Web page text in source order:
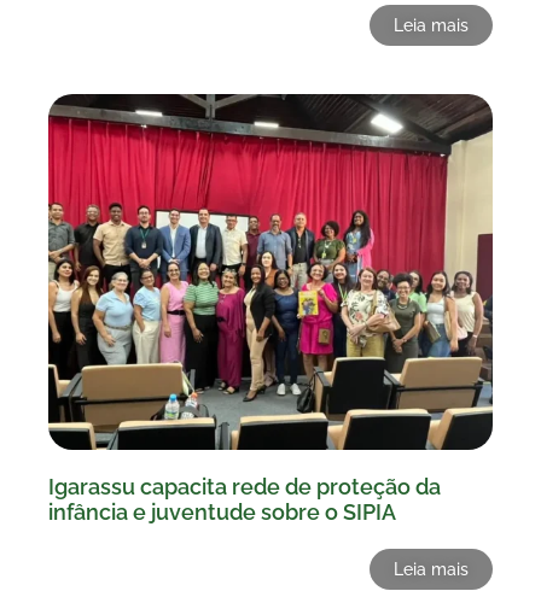
Leia mais
Igarassu capacita rede de proteção da
infância e juventude sobre o SIPIA
Leia mais